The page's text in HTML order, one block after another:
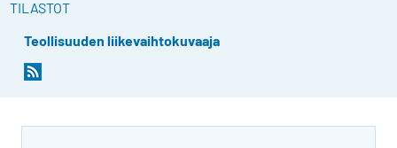
TILASTOT
Teollisuuden liikevaihtokuvaaja